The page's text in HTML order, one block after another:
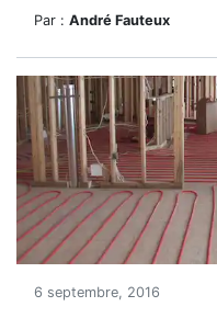
Par : André Fauteux
6 septembre, 2016